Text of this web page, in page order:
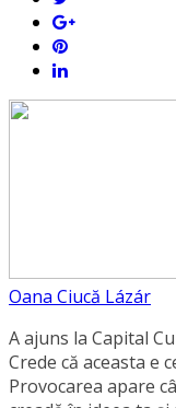
Oana Ciucă Lázár
A ajuns la Capital
Crede că aceasta e
Provocarea apare